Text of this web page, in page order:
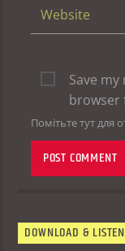
Save
browser
Помітьте тут для
DOWNLOAD & LISTEN